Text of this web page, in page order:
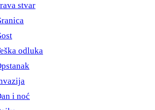
stvar
odluka
i noć